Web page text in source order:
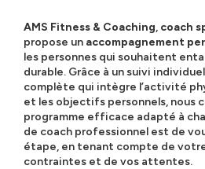
AMS Fitness & Coaching, coach
propose un accompagnement
les personnes qui souhaitent
durable. Grâce à un suivi
complète qui intègre l’activité
et les objectifs personnels, nous
programme efficace adapté à
de coach professionnel est de
étape, en tenant compte de
contraintes et de vos attentes.